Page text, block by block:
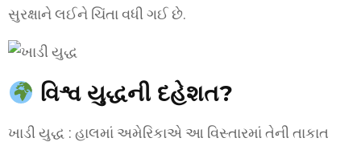
સુરક્ષાને લઈને ચિંતા વધી ગઈ છે.
વિશ્વ યુદ્ધની દહેશત?
ખાડી યુદ્ધ : હાલમાં અમેરિકાએ આ વિસ્તારમાં તેની તાકાત